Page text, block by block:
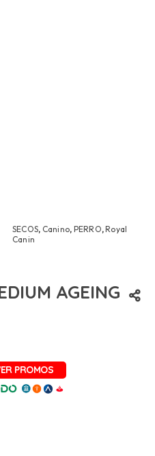
SECOS, Canino, PERRO,Royal
Canin
AGEING